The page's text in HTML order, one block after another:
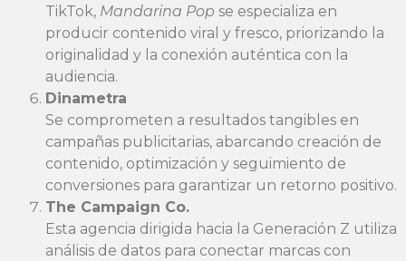
TikTok, Mandarina Pop se especializa en
producir contenido viral y fresco, priorizando la
originalidad y la conexión auténtica con la
audiencia.
Dinametra
Se comprometen a resultados tangibles en
campañas publicitarias, abarcando creación de
contenido, optimización y seguimiento de
conversiones para garantizar un retorno positivo.
The Campaign Co.
Esta agencia dirigida hacia la Generación Z utiliza
análisis de datos para conectar marcas con